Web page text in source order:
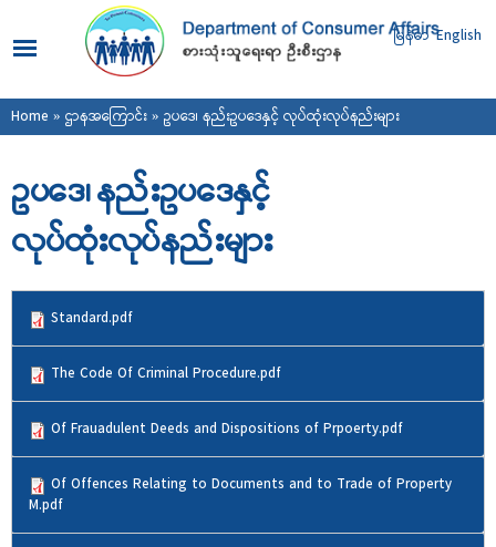
main
content
မြန်မာ English
You are here
Home » ဌာနအကြောင်း» ဥပဒေ၊ နည်းဥပဒေနှင့် လုပ်ထုံးလုပ်နည်းများ
ဥပဒေ၊ နည်းဥပဒေနှင့်
လုပ်ထုံးလုပ်နည်းများ
Standard.pdf
The Code Of Criminal Procedure.pdf
Of Frauadulent Deeds and Dispositions of Prpoerty.pdf
Of Offences Relating to Documents and to Trade of Property
M.pdf